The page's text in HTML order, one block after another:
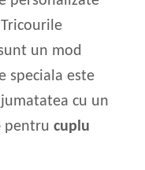
un mod
speciala este
cu un
pentru cuplu